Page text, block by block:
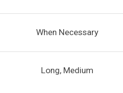
When Necessary
Long, Medium